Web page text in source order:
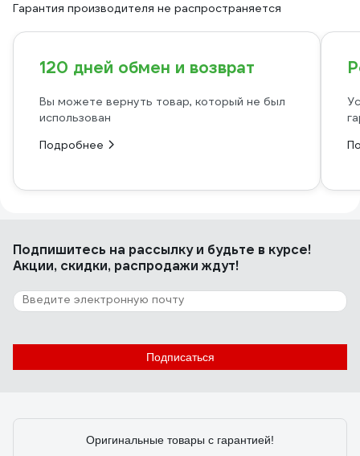
Гарантия производителя не распространяется
120 дней обмен и возврат
Вы можете вернуть товар, который не был
использован
Подробнее
Подпишитесь на рассылкуи будьте в курсе!
Акции, скидки, распродажи ждут!
Подписаться
Оригинальные товары с гарантией!